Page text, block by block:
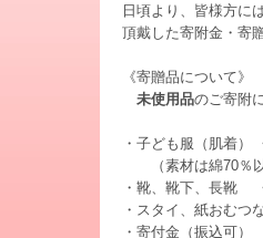
日頃より、皆様方に
頂戴した寄附金・寄
《寄贈品について》
未使用品のご寄附
・子ども服（肌着）
（素材は綿70％以
・靴、靴下、長靴
・スタイ、紙
・寄付金（振込可）